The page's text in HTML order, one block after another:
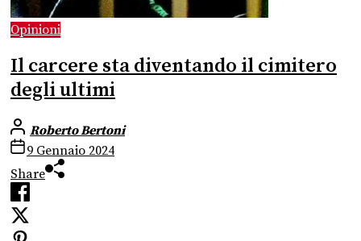
Opinioni
Il carcere sta diventando il cimitero
degli ultimi
Roberto Bertoni
9 Gennaio 2024
Share